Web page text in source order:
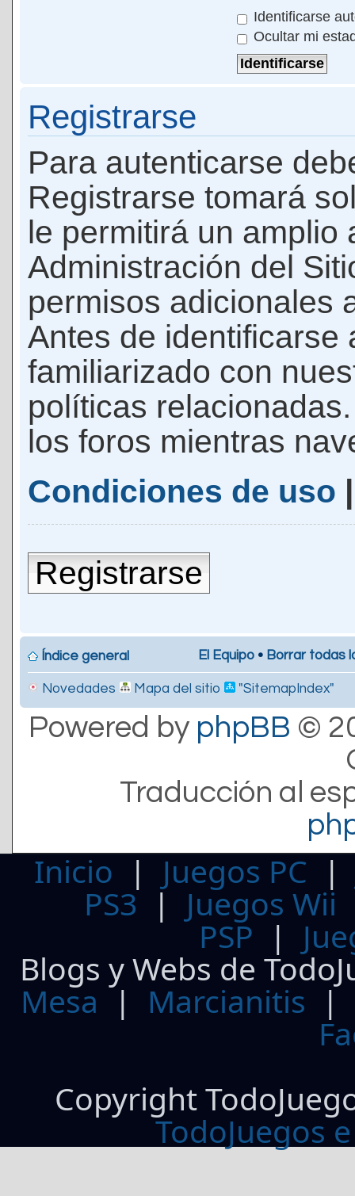
Identificarse
Ocultar mi
Registrarse
Para autenticarse
Registrarse tomará
le permitirá un amplio
Administración del
permisos adicionales
Antes de identificarse
familiarizado con
políticas
los foros mientras
Condiciones de uso
Registrarse
Índice general El Equipo • Borrar todas
Novedades Mapa del sitio "SitemapIndex"
Powered by phpBB ©
Traducción al
Inicio | Juegos PC
PS3| Juegos Wii
PSP |
Blogs y Webs de
Mesa | Marcianitis |
Copyright
TodoJuegos